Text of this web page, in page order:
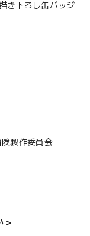
き下ろし缶バッジ
製作委員会
＞